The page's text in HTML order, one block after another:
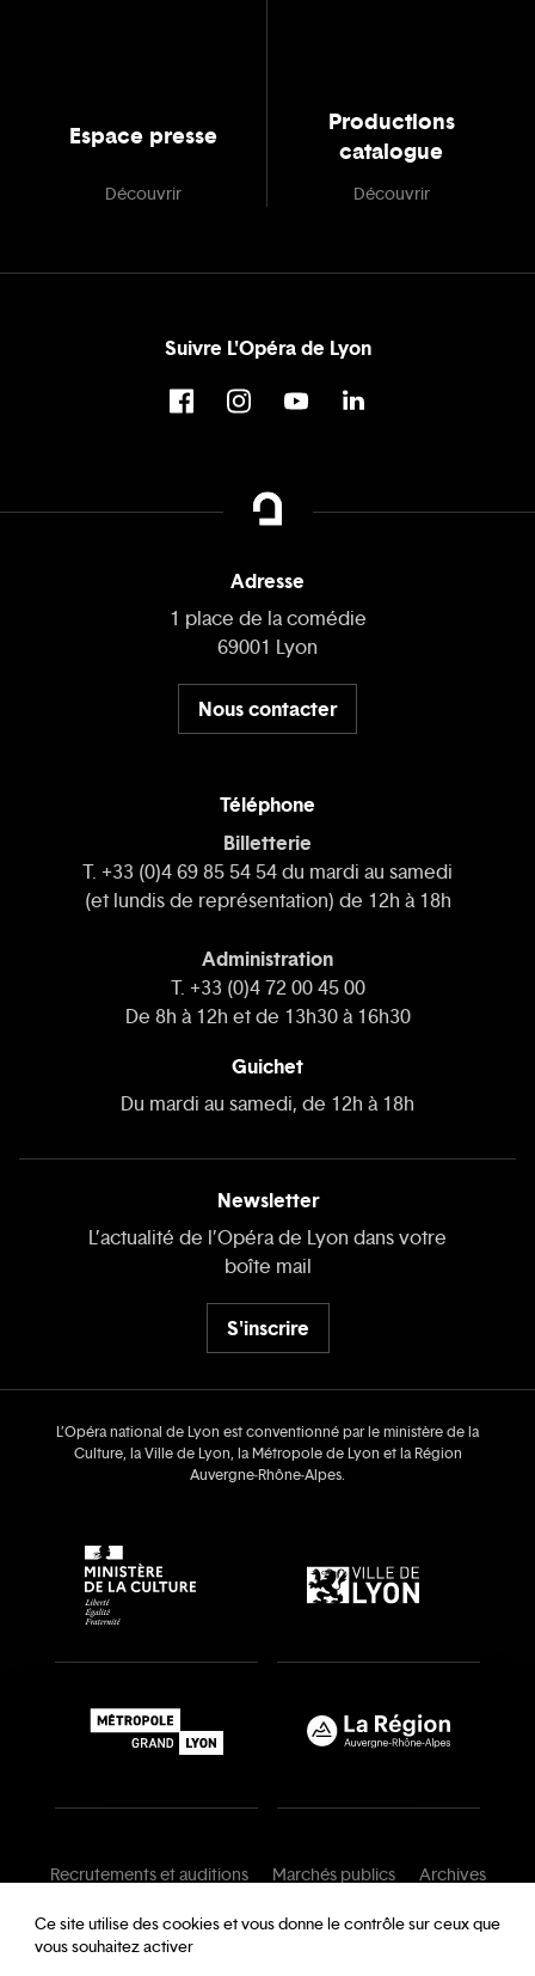
Espace presse
Découvrir
Productions
catalogue
Découvrir
Suivre L'Opéra de Lyon
Adresse
1 place de la comédie
69001 Lyon
Nous contacter
Téléphone
Billetterie
T. +33 (0)4 69 85 54 54 du mardi au samedi
(et lundis de représentation) de 12h à 18h
Administration
T. +33 (0)4 72 00 45 00
De 8h à 12h et de 13h30 à 16h30
Guichet
Du mardi au samedi, de 12h à 18h
Newsletter
L’actualité de l’Opéra de Lyon dans votre
boîte mail
S'inscrire
L’Opéra national de Lyon est conventionné par le ministère de la
Culture, la Ville de Lyon, la Métropole de Lyon et la Région
Auvergne‑Rhône‑Alpes.
Recrutements et auditions Marchés publics
Archives
Mentions légales
Conditions générales
Charte de modération
Ce site utilise des cookies et vous donne le contrôle sur ceux que
vous souhaitez activer